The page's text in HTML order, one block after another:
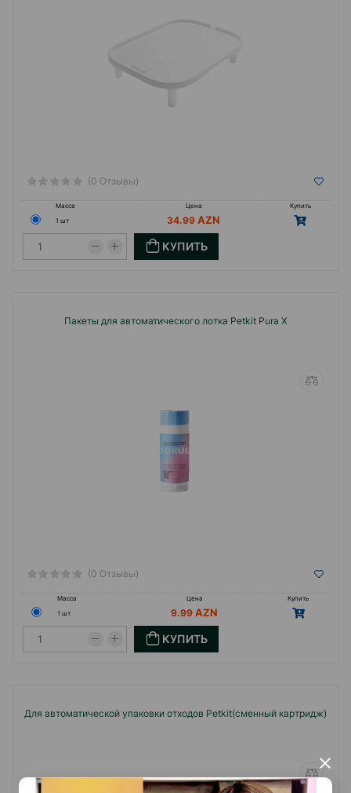
×
(0 Отзывы)
Масса Цена
Купить
1 шт
34.99
КУПИТЬ
Пакеты для автоматического лотка Petkit Pura X
(0 Отзывы)
Масса Цена
Купить
1 шт
9.99
КУПИТЬ
Для автоматической упаковки отходов Petkit(сменный картридж)